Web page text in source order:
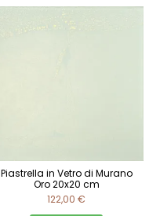
Piastrella in Vetro di Murano
Oro 20x20 cm
122,00 €